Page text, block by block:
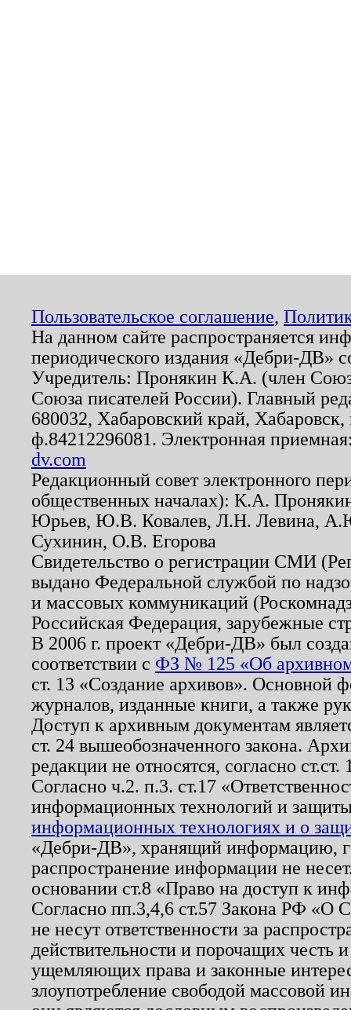
Пользовательское соглашение,
На данном сайте распространяется
периодического издания «Дебри-ДВ»
Учредитель: Пронякин К.А. (член
Союза писателей России). Главный
680032, Хабаровский край,
ф.84212296081. Электронная
dv.com
Редакционный совет электронного
общественных началах): К.А.
Юрьев, Ю.В. Ковалев, Л.Н. Левина,
Сухинин, О.В. Егорова
Свидетельство о регистрации СМИ
выдано Федеральной службой по
и массовых коммуникаций
Российская Федерация, зарубежные
В 2006 г. проект «Дебри-ДВ» был
соответствии с ФЗ № 125 «Об
ст. 13 «Создание архивов». Основной
журналов, изданные книги, а также
Доступ к архивным документам
ст. 24 вышеобозначенного закона.
редакции не относятся, согласно
Согласно ч.2. п.3. ст.17
информационных технологий и
информационных технологиях и о
«Дебри-ДВ», хранящий информацию,
распространение информации не
основании ст.8 «Право на доступ к
Согласно пп.3,4,6 ст.57 Закона РФ «О
не несут ответственности за
действительности и порочащих честь
ущемляющих права и законные
злоупотребление свободой массовой